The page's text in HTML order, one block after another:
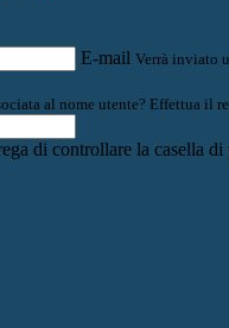
E-mail Verrà inviato
al nome utente? Effettua il
di controllare la casella di